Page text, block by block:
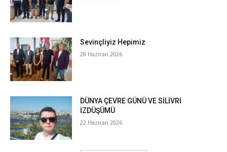
Sevinçliyiz Hepimiz
28 Haziran 2026
DÜNYA ÇEVRE GÜNÜ VE SİLİVRİ
İZDÜŞÜMÜ
22 Haziran 2026